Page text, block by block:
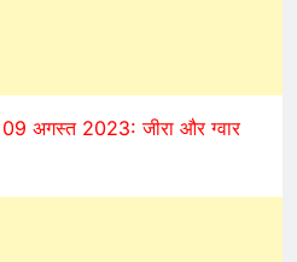
09 अगस्त 2023: जीरा और ग्वार